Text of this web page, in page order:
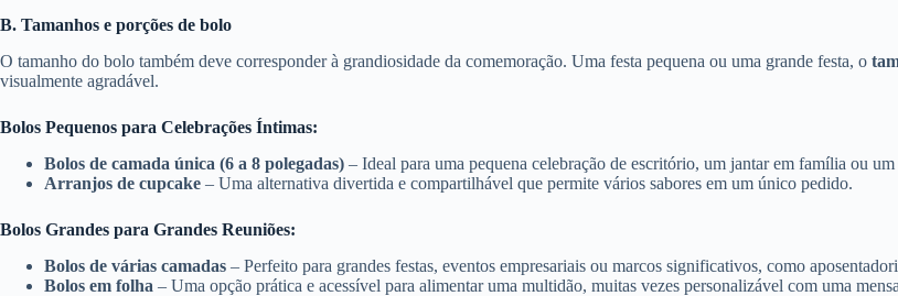
B. Tamanhos e porções de bolo
O tamanho do bolo também deve corresponder à grandiosidade da comemoração. Uma festa pequena ou uma grande festa, o
visualmente agradável.
Bolos Pequenos para Celebrações Íntimas:
Bolos de camada única (6 a 8 polegadas) – Ideal para uma pequena celebração de escritório, um jantar em família ou
Arranjos de cupcake – Uma alternativa divertida e compartilhável que permite vários sabores em um único pedido.
Bolos Grandes para Grandes Reuniões:
Bolos de várias camadas – Perfeito para grandes festas, eventos empresariais ou marcos significativos, como
Bolos em folha – Uma opção prática e acessível para alimentar uma multidão, muitas vezes personalizável com uma